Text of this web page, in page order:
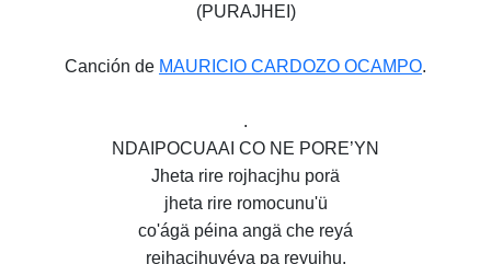
(PURAJHEI)
Canción de MAURICIO CARDOZO OCAMPO.
.
NDAIPOCUAAI CO NE PORE’YN
Jheta rire rojhacjhu porä
jheta rire romocunu'ü
co'ágä péina angä che reyá
rejhacjhuvéva pa reyujhu.